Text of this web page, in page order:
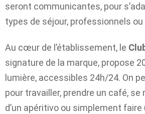
seront communicantes, pour
types de séjour, professionnels ou
Au cœur de l’établissement, le
signature de la marque, propose
lumière, accessibles 24h/24. On
pour travailler, prendre un café,
d’un apéritivo ou simplement faire